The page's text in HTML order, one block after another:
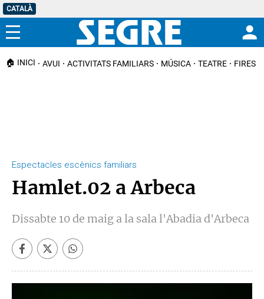
CATALÀ
Menú
🏠 INICI AVUI ACTIVITATS FAMILIARS MÚSICA TEATRE FIRES I
Espectacles escènics familiars
Hamlet.02 a Arbeca
Dissabte 10 de maig a la sala l'Abadia d'Arbeca